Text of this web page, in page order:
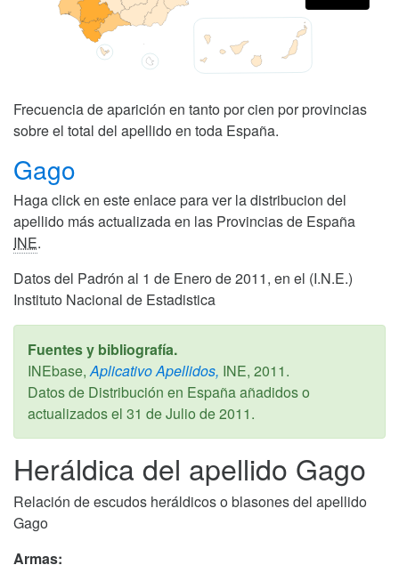
Frecuencia de aparición en tanto por cien por provincias
sobre el total del apellido en toda España.
Gago
Haga click en este enlace para ver la distribucion del
apellido más actualizada en las Provincias de España
INE.
Datos del Padrón al 1 de Enero de 2011, en el (I.N.E.)
Instituto Nacional de Estadistica
Fuentes y bibliografía.
INEbase, Aplicativo Apellidos, INE, 2011.
Datos de Distribución en España añadidos o
actualizados el 31 de Julio de 2011.
Heráldica del apellido Gago
Relación de escudos heráldicos o blasones del apellido
Gago
Armas: